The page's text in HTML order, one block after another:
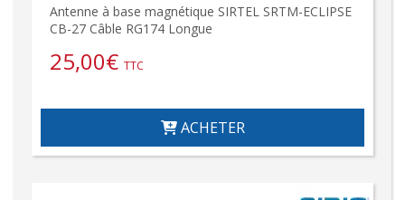
Antenne à base magnétique SIRTEL SRTM-ECLIPSE
CB-27 Câble RG174 Longue
25,00€ TTC
ACHETER